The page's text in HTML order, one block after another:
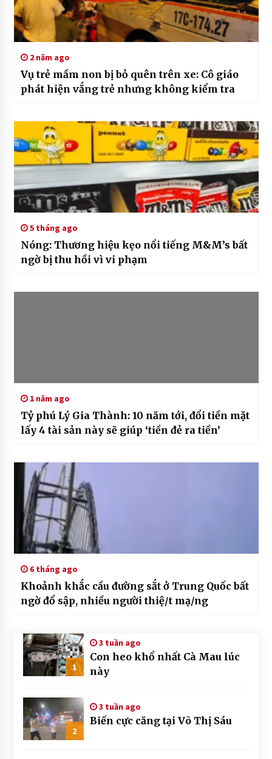
2 năm ago
Vụ trẻ mầm non bị bỏ quên trên xe: Cô giáo
phát hiện vắng trẻ nhưng không kiểm tra
5 tháng ago
Nóng: Thương hiệu kẹo nổi tiếng M&M’s bất
ngờ bị thu hồi vì vi phạm
1 năm ago
Tỷ phú Lý Gia Thành: 10 năm tới, đổi tiền mặt
lấy 4 tài sản này sẽ giúp ‘tiền đẻ ra tiền’
6 tháng ago
Khoảnh khắc cầu đường sắt ở Trung Quốc bất
ngờ đổ sập, nhiều người thiệ/t mạ/ng
1
3 tuần ago
Con heo khổ nhất Cà Mau lúc
này
2
3 tuần ago
Biến cực căng tại Võ Thị Sáu